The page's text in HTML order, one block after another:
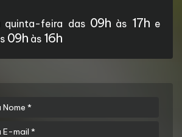
quinta-feira das 09hàs 17he
09h às 16h